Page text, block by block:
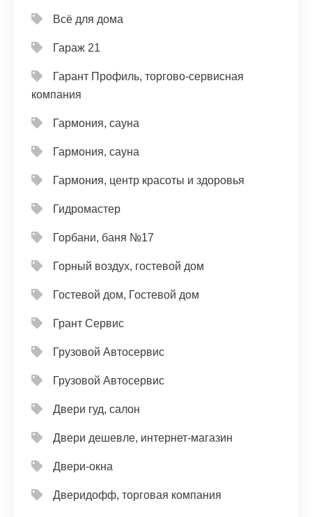
Всё для дома
Гараж 21
Гарант Профиль, торгово-сервисная
компания
Гармония, сауна
Гармония, сауна
Гармония, центр красоты и здоровья
Гидромастер
Горбани, баня №17
Горный воздух, гостевой дом
Гостевой дом, Гостевой дом
Грант Сервис
Грузовой Автосервис
Грузовой Автосервис
Двери гуд, салон
Двери дешевле, интернет-магазин
Двери-окна
Дверидофф, торговая компания